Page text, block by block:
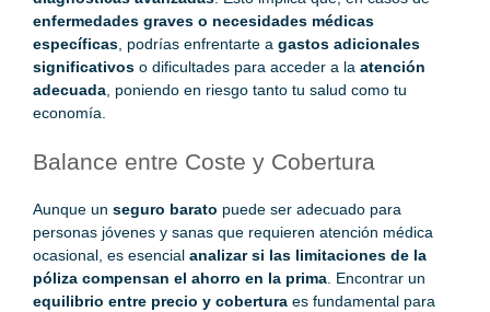
enfermedades graves o necesidades médicas
específicas , podrías enfrentarte a gastos adicionales
significativos o dificultades para acceder a la atención
adecuada , poniendo en riesgo tanto tu salud como tu
economía.
Balance entre Coste y Cobertura
Aunque un seguro barato puede ser adecuado para
personas jóvenes y sanas que requieren atención médica
ocasional, es esencial analizar si las limitaciones de la
póliza compensan el ahorro en la prima . Encontrar un
equilibrio entre precio y cobertura es fundamental para